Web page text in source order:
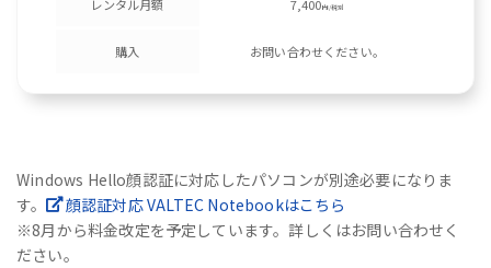
レンタル月額 7,400円/税別
購入 お問い合わせください。
Windows Hello顔認証に対応したパソコンが別途必要になりま
す。
顔認証対応 VALTEC Notebookはこちら
※8月から料金改定を予定しています。詳しくはお問い合わせく
ださい。